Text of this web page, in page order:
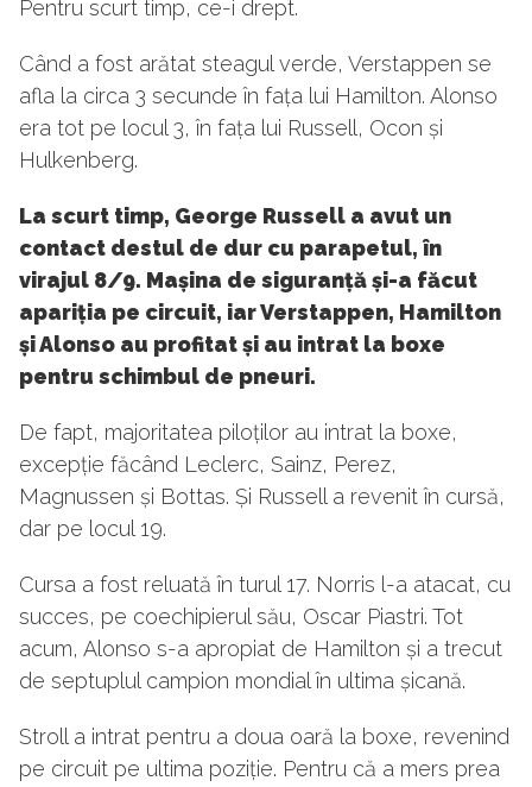
Pentru scurt timp, ce-i drept.
Când a fost arătat steagul verde, Verstappen se
afla la circa 3 secunde în fața lui Hamilton. Alonso
era tot pe locul 3, în fața lui Russell, Ocon și
Hulkenberg.
La scurt timp, George Russell a avut un
contact destul de dur cu parapetul, în
virajul 8/9. Mașina de siguranță și-a făcut
apariția pe circuit, iar Verstappen, Hamilton
și Alonso au profitat și au intrat la boxe
pentru schimbul de pneuri.
De fapt, majoritatea piloților au intrat la boxe,
excepție făcând Leclerc, Sainz, Perez,
Magnussen și Bottas. Și Russell a revenit în cursă,
dar pe locul 19.
Cursa a fost reluată în turul 17. Norris l-a atacat, cu
succes, pe coechipierul său, Oscar Piastri. Tot
acum, Alonso s-a apropiat de Hamilton și a trecut
de septuplul campion mondial în ultima șicană.
Stroll a intrat pentru a doua oară la boxe, revenind
pe circuit pe ultima poziție. Pentru că a mers prea